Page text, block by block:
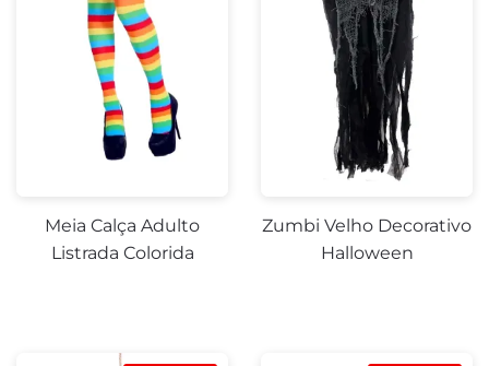
Meia Calça Adulto
Listrada Colorida
Zumbi Velho Decorativo
Halloween